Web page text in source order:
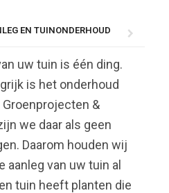
EN TUINONDERHOUD
uw tuin is één ding.
is het onderhoud
&
we daar als geen
Daarom houden wij
aanleg van uw tuin al
tuin heeft planten die